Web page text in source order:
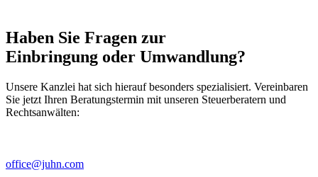
Haben Sie Fragen zur
Einbringung oder Umwandlung?
Unsere Kanzlei hat sich hierauf besonders spezialisiert. Vereinbaren
Sie jetzt Ihren Beratungstermin mit unseren Steuerberatern und
Rechtsanwälten:
office@juhn.com